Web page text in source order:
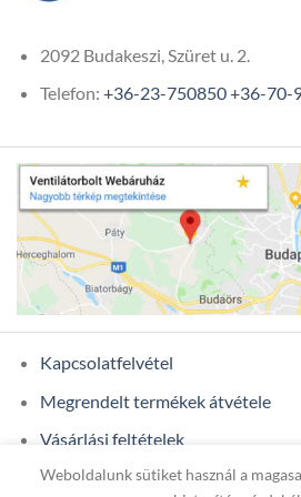
2092 Budakeszi, Szüret u. 2.
Telefon: +36-23-750850+36-70-
Kapcsolatfelvétel
Megrendelt termékek átvétele
Vásárlási feltételek
Ügyfél adatok
Weboldalunk sütiket használ a